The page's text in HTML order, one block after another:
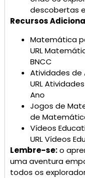
descobertas
Recursos
Matemática
URL
BNCC
Atividades de
URL
Ano
Jogos de
de
Vídeos
URL Vídeos
Lembre-se:o
uma aventura
todos os